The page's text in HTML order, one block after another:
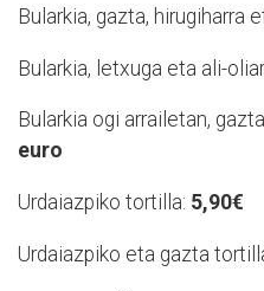
Bularkia, gazta, hirugiharra
Bularkia, letxuga eta ali-
Bularkia ogi arrailetan,
euro
Urdaiazpiko tortilla: 5,90€
Urdaiazpiko eta gazta